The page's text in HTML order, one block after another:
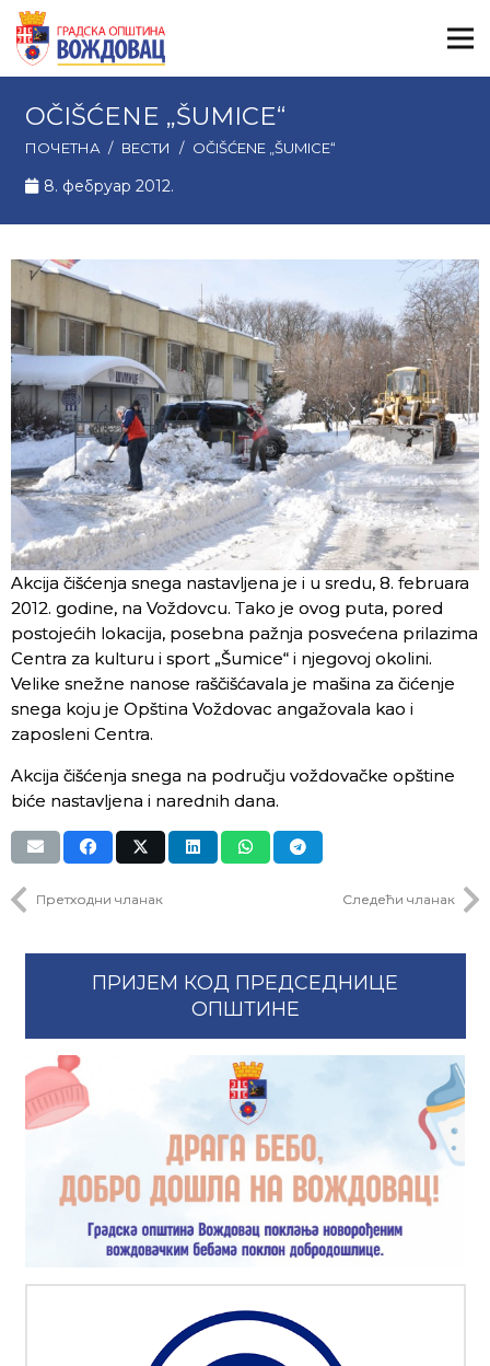
OČIŠĆENE „ŠUMICE“
ПОЧЕТНА / ВЕСТИ / OČIŠĆENE „ŠUMICE“
8. фебруар 2012.
Akcija čišćenja snega nastavljena je i u sredu, 8. februara
2012. godine, na Voždovcu. Tako je ovog puta, pored
postojećih lokacija, posebna pažnja posvećena prilazima
Centra za kulturu i sport „Šumice“ i njegovoj okolini.
Velike snežne nanose raščišćavala je mašina za čićenje
snega koju je Opština Voždovac angažovala kao i
zaposleni Centra.
Akcija čišćenja snega na području voždovačke opštine
biće nastavljena i narednih dana.
Претходни чланак Следећи чланак
ПРИЈЕМ КОД ПРЕДСЕДНИЦЕ
ОПШТИНЕ